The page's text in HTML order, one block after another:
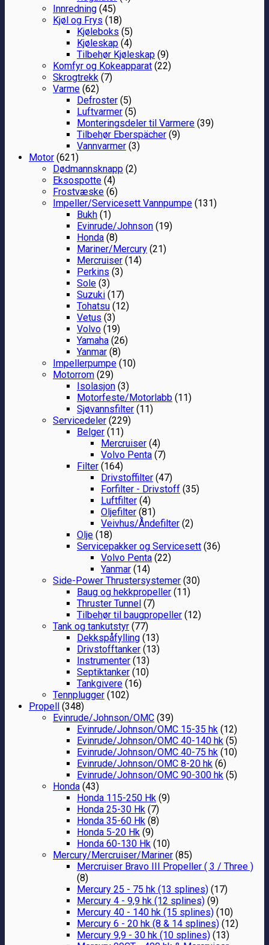
Innredning (45)
Kjøl og Frys (18)
Kjøleboks (5)
Kjøleskap (4)
Tilbehør Kjøleskap (9)
Komfyr og Kokeapparat (22)
Skrogtrekk (7)
Varme (62)
Defroster (5)
Luftvarmer (5)
Monteringsdeler til Varmere (39)
Tilbehør Eberspächer (9)
Vannvarmer (3)
Motor (621)
Dødmannsknapp (2)
Eksospotte (4)
Frostvæske (6)
Impeller/Servicesett Vannpumpe (131)
Bukh (1)
Evinrude/Johnson (19)
Honda (8)
Mariner/Mercury (21)
Mercruiser (14)
Perkins (3)
Sole (3)
Suzuki (17)
Tohatsu (12)
Vetus (3)
Volvo (19)
Yamaha (26)
Yanmar (8)
Impellerpumpe (10)
Motorrom (29)
Isolasjon (3)
Motorfeste/Motorlabb (11)
Sjøvannsfilter (11)
Servicedeler (229)
Belger (11)
Mercruiser (4)
Volvo Penta (7)
Filter (164)
Drivstoffilter (47)
Forfilter - Drivstoff (35)
Luftfilter (4)
Oljefilter (81)
Veivhus/Åndefilter (2)
Olje (18)
Servicepakker og Servicesett (36)
Volvo Penta (22)
Yanmar (14)
Side-Power Thrustersystemer (30)
Baug og hekkpropeller (11)
Thruster Tunnel (7)
Tilbehør til baugpropeller (12)
Tank og tankutstyr (77)
Dekkspåfylling (13)
Drivstofftanker (13)
Instrumenter (13)
Septiktanker (10)
Tankgivere (16)
Tennplugger (102)
Propell (348)
Evinrude/Johnson/OMC (39)
Evinrude/Johnson/OMC 15-35 hk (12)
Evinrude/Johnson/OMC 40-140 hk (5)
Evinrude/Johnson/OMC 40-75 hk (10)
Evinrude/Johnson/OMC 8-20 hk (6)
Evinrude/Johnson/OMC 90-300 hk (5)
Honda (43)
Honda 115-250 Hk (9)
Honda 25-30 Hk (7)
Honda 35-60 Hk (8)
Honda 5-20 Hk (9)
Honda 60-130 Hk (10)
Mercury/Mercruiser/Mariner (85)
Mercruiser Bravo III Propeller ( 3 / Three )
(8)
Mercury 25 - 75 hk (13 splines) (17)
Mercury 4 - 9,9 hk (12 splines) (9)
Mercury 40 - 140 hk (15 splines) (10)
Mercury 6 - 20 hk (8 & 14 splines) (12)
Mercury 9,9 - 30 hk (10 splines) (13)